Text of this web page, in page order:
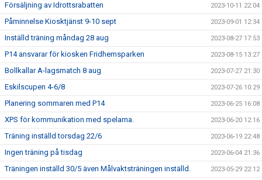
Försäljning av Idrottsrabatten 2023-10-11 22:04
Påminnelse Kiosktjänst 9-10 sept 2023-09-01 12:34
Inställd träning måndag 28 aug 2023-08-27 17:53
P14 ansvarar för kiosken Fridhemsparken 2023-08-15 13:27
Bollkallar A-lagsmatch 8 aug 2023-07-27 21:30
Eskilscupen 4-6/8 2023-07-26 10:29
Planering sommaren med P14 2023-06-25 16:08
XPS för kommunikation med spelarna. 2023-06-20 12:16
Träning inställd torsdag 22/6 2023-06-19 22:48
Ingen träning på tisdag 2023-06-04 21:36
Träningen inställd 30/5 även Målvaktsträningen inställd. 2023-05-29 22:12